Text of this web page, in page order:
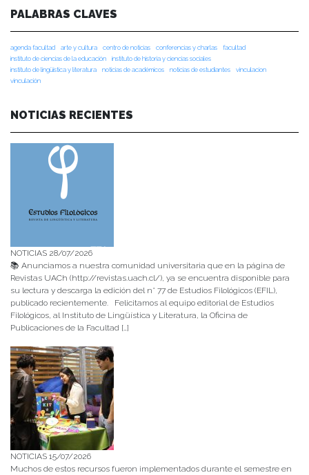
PALABRAS CLAVES
agenda facultad arte y cultura centro de noticias conferencias y charlas
facultad
instituto de ciencias de la educación
instituto de historia y ciencias sociales
instituto de lingüística y literatura
noticias de académicos noticias de estudiantes
vinculacion
vinculación
NOTICIAS RECIENTES
NOTICIAS 28/07/2026
📚 Anunciamos a nuestra comunidad universitaria que en la página de
Revistas UACh (http://revistas.uach.cl/), ya se encuentra disponible para
su lectura y descarga la edición del n° 77 de Estudios Filológicos (EFIL),
publicado recientemente. Felicitamos al equipo editorial de Estudios
Filológicos, al Instituto de Lingüística y Literatura, la Oficina de
Publicaciones de la Facultad […]
NOTICIAS 15/07/2026
Muchos de estos recursos fueron implementados durante el semestre en